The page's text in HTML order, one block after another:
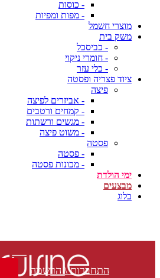
- כוסות
- מפות ומפיות
מוצרי חשמל
משק בית
- כביסכל
- חומרי ניקוי
- כלי עזר
ציוד פצריה ופסטה
פיצה
- אביזרים לפיצה
- קמחים ורטבים
- מגשים ורשתות
- משוט פיצה
פסטה
- פסטה
- מכונות פסטה
ימי הולדת
מבצעים
בלוג
התחברות \ הרשמה